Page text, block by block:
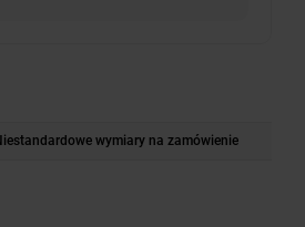
wymiary na zamówienie